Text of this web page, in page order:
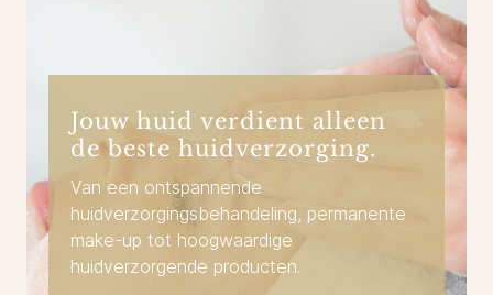
Jouw huid verdient alleen
de beste huidverzorging.
Van een ontspannende
huidverzorgingsbehandeling, permanente
make-up tot hoogwaardige
huidverzorgende producten.